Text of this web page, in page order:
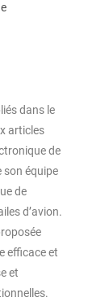
dans le
articles
de
son équipe
de
d’avion.
efficace et
et